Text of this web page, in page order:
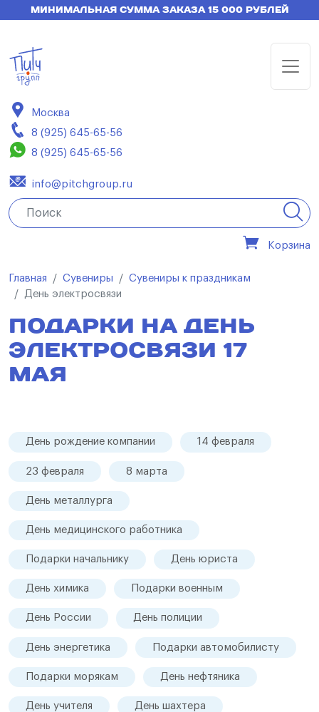
МИНИМАЛЬНАЯ СУММА ЗАКАЗА 15 000 РУБЛЕЙ
Москва
8 (925) 645-65-56
8 (925) 645-65-56
info@pitchgroup.ru
Корзина
Главная Сувениры
Сувениры к праздникам
День электросвязи
ПОДАРКИ НА ДЕНЬ
ЭЛЕКТРОСВЯЗИ 17
МАЯ
День рождение компании 14 февраля
23 февраля 8 марта
День металлурга
День медицинского работника
Подарки начальнику День юриста
День химика Подарки военным
День России День полиции
День энергетика Подарки автомобилисту
Подарки морякам День нефтяника
День учителя День шахтера